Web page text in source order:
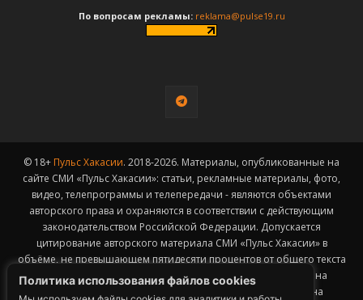
Политика использования файлов cookies
По вопросам рекламы: reklama@pulse19.ru
© 18+ Пульс Хакасии. 2018-2026. Материалы, опубликованные на
сайте СМИ «Пульс Хакасии»: статьи, рекламные материалы, фото,
видео, телепрограммы и телепередачи - являются объектами
авторского права и охраняются в соответствии с действующим
законодательством Российской Федерации. Допускается
цитирование авторского материала СМИ «Пульс Хакасии» в
объёме, не превышающем пятидесяти процентов от общего текста
публикации с обязательным размещением гиперссылки на
страницу заимствования материала. Гиперссылка должна